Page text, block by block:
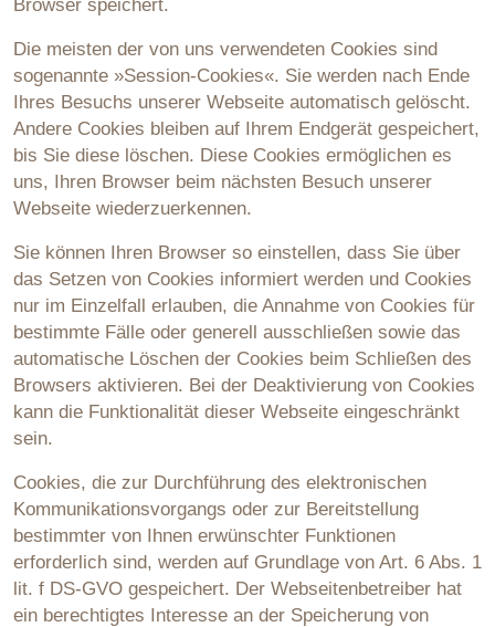
Browser speichert.
Die meisten der von uns verwendeten Cookies sind
sogenannte »Session-Cookies«. Sie werden nach Ende
Ihres Besuchs unserer Webseite automatisch gelöscht.
Andere Cookies bleiben auf Ihrem Endgerät gespeichert,
bis Sie diese löschen. Diese Cookies ermöglichen es
uns, Ihren Browser beim nächsten Besuch unserer
Webseite wiederzuerkennen.
Sie können Ihren Browser so einstellen, dass Sie über
das Setzen von Cookies informiert werden und Cookies
nur im Einzelfall erlauben, die Annahme von Cookies für
bestimmte Fälle oder generell ausschließen sowie das
automatische Löschen der Cookies beim Schließen des
Browsers aktivieren. Bei der Deaktivierung von Cookies
kann die Funktionalität dieser Webseite eingeschränkt
sein.
Cookies, die zur Durchführung des elektronischen
Kommunikationsvorgangs oder zur Bereitstellung
bestimmter von Ihnen erwünschter Funktionen
erforderlich sind, werden auf Grundlage von Art. 6 Abs. 1
lit. f DS-GVO gespeichert. Der Webseitenbetreiber hat
ein berechtigtes Interesse an der Speicherung von